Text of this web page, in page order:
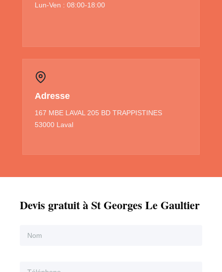
Lun-Ven : 08:00-18:00
Adresse
167 MBE LAVAL 205 BD TRAPPISTINES
53000 Laval
Devis gratuit à St Georges Le Gaultier